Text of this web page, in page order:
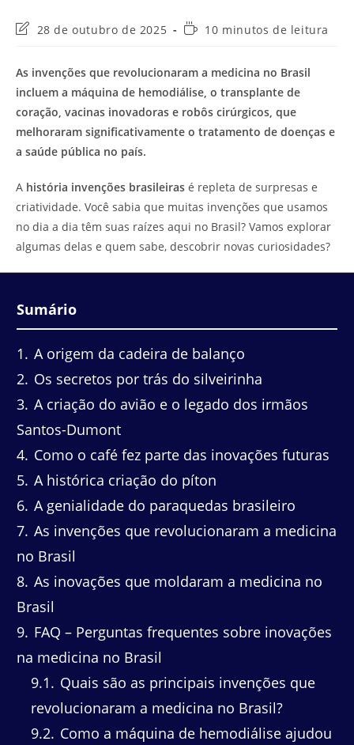
Última
post:
28 de outubro de 2025
Tempo10 minutos de leitura
As invenções que revolucionaram a medicina no Brasil
incluem a máquina de hemodiálise, o transplante de
coração, vacinas inovadoras e robôs cirúrgicos, que
melhoraram significativamente o tratamento de doenças e
a saúde pública no país.
A história invenções brasileiras é repleta de surpresas e
criatividade. Você sabia que muitas invenções que usamos
no dia a dia têm suas raízes aqui no Brasil? Vamos explorar
algumas delas e quem sabe, descobrir novas curiosidades?
Sumário
1
A origem da cadeira de balanço
2 Os secretos por trás do silveirinha
3 A criação do avião e o legado dos irmãos
Santos-Dumont
4 Como o café fez parte das inovações futuras
5 A histórica criação do píton
6 A genialidade do paraquedas brasileiro
7 As invenções que revolucionaram a medicina
no Brasil
8 As inovações que moldaram a medicina no
Brasil
9 FAQ – Perguntas frequentes sobre inovações
na medicina no Brasil
9.1
Quais são as principais invenções que
revolucionaram a medicina no Brasil?
9.2 Como a máquina de hemodiálise ajudou